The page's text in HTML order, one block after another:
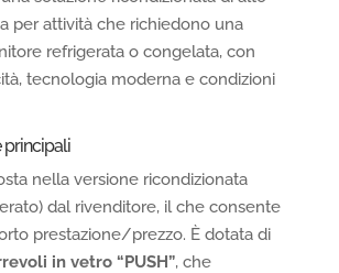
per attività che richiedono una
refrigerata o congelata, con
tecnologia moderna e condizioni
principali
nella versione ricondizionata
dal rivenditore, il che consente
prestazione/prezzo. È dotata di
in vetro “PUSH”, che